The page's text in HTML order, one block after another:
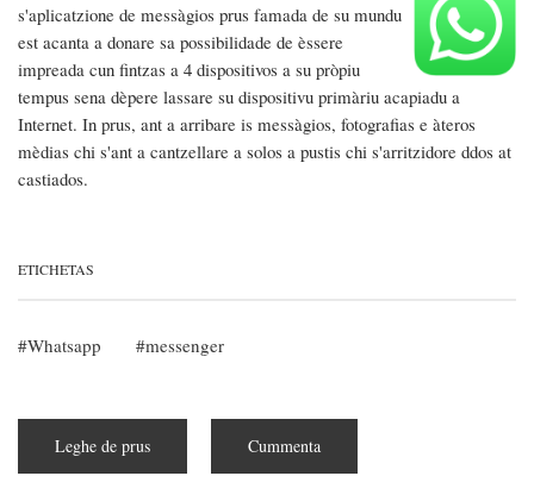
s'aplicatzione de messàgios prus famada de su mundu
est acanta a donare sa possibilidade de èssere
impreada cun fintzas a 4 dispositivos a su pròpiu
tempus sena dèpere lassare su dispositivu primàriu acapiadu a
Internet. In prus, ant a arribare is messàgios, fotografias e àteros
mèdias chi s'ant a cantzellare a solos a pustis chi s'arritzidore ddos at
castiados.
ETICHETAS
Whatsapp messenger
Leghe de prus
arribat
Cummenta